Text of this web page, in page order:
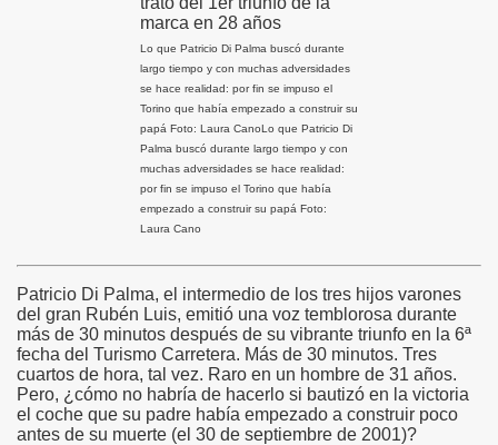
Lo que Patricio Di Palma buscó durante
largo tiempo y con muchas adversidades
se hace realidad: por fin se impuso el
Torino que había empezado a construir su
papá Foto: Laura CanoLo que Patricio Di
Palma buscó durante largo tiempo y con
muchas adversidades se hace realidad:
por fin se impuso el Torino que había
empezado a construir su papá Foto:
Laura Cano
Patricio Di Palma, el intermedio de los tres hijos varones
del gran Rubén Luis, emitió una voz temblorosa durante
más de 30 minutos después de su vibrante triunfo en la 6ª
fecha del Turismo Carretera. Más de 30 minutos. Tres
cuartos de hora, tal vez. Raro en un hombre de 31 años.
Pero, ¿cómo no habría de hacerlo si bautizó en la victoria
el coche que su padre había empezado a construir poco
antes de su muerte (el 30 de septiembre de 2001)?